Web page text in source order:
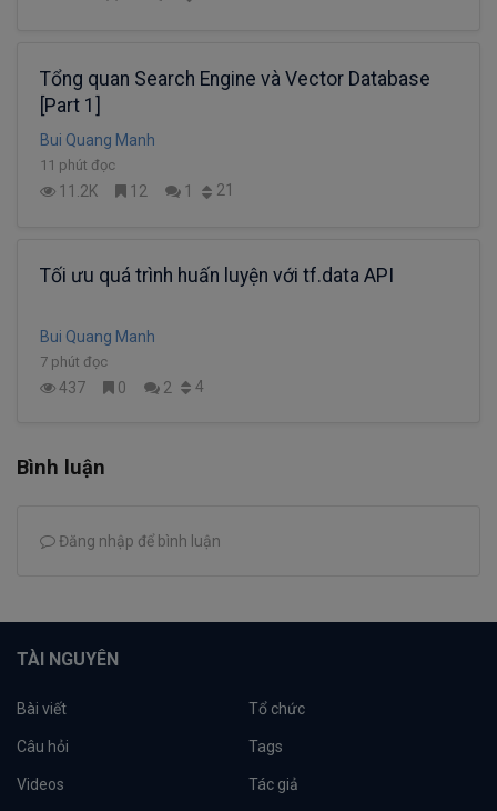
Tổng quan Search Engine và Vector Database
[Part 1]
Bui Quang Manh
11 phút đọc
11.2K 12 1 21
Tối ưu quá trình huấn luyện với tf.data API
Bui Quang Manh
7 phút đọc
437 0 2 4
Bình luận
Đăng nhập để bình luận
TÀI NGUYÊN
Bài viết Tổ chức
Câu hỏi Tags
Videos Tác giả